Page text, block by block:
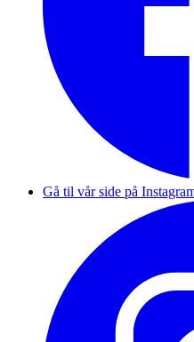
Gå til vår side på